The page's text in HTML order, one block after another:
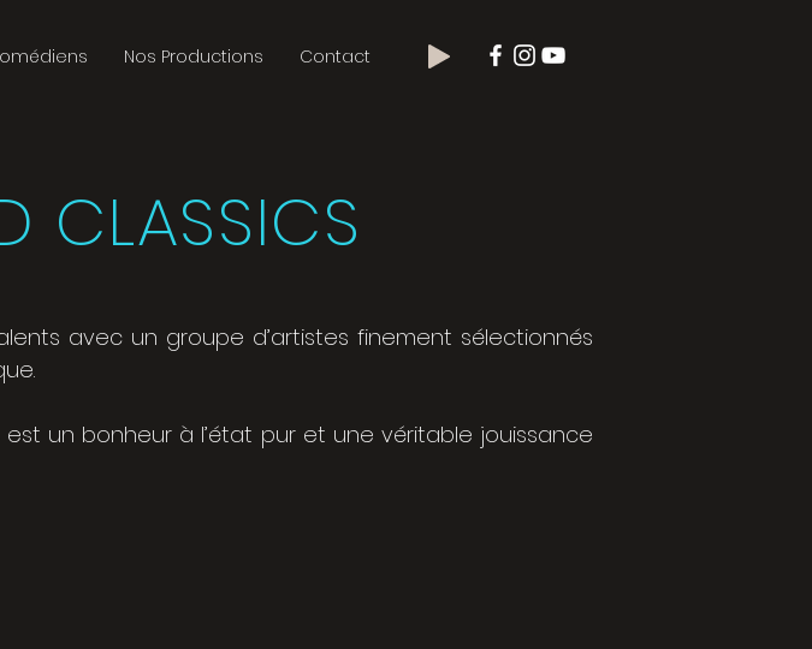
Nos Productions Contact
CLASSICS
avec un groupe d’artistes finement sélectionnés
un bonheur à l’état pur et une véritable jouissance